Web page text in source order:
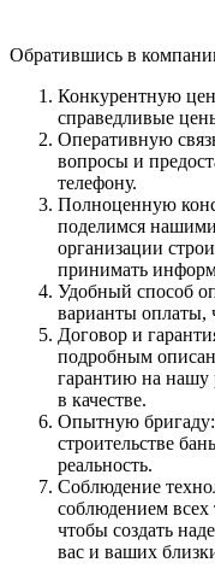
Обратившись в
Конкурентную
справедливые
Оперативную
вопросы и
телефону.
Полноценную
поделимся
организации
принимать
Удобный способ
варианты оплаты,
Договор и
подробным
гарантию на нашу
в качестве.
Опытную
строительстве
реальность.
Соблюдение
соблюдением всех
чтобы создать
вас и ваших